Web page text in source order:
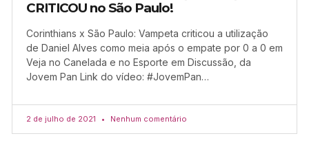
CRITICOU no São Paulo!
Corinthians x São Paulo: Vampeta criticou a utilização
de Daniel Alves como meia após o empate por 0 a 0 em
Veja no Canelada e no Esporte em Discussão, da
Jovem Pan Link do vídeo: #JovemPan…
2 de julho de 2021 Nenhum comentário